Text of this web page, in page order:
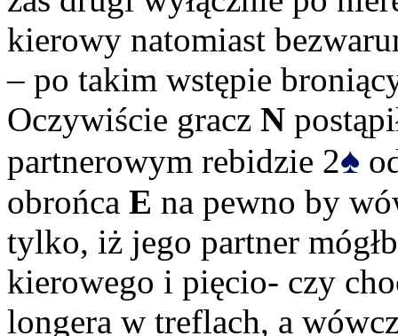
kierowy natomiast
– po takim wstępie
Oczywiście gracz N
partnerowym rebidzie 2♠
obrońca E na pewno by
tylko, iż jego partner
kierowego i pięcio- czy
longera w treflach, a